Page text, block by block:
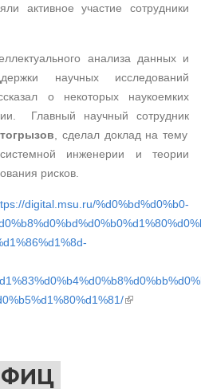
активное участие сотрудники
анализа данных и
научных исследований
о некоторых наукоемких
Главный научный сотрудник
, сделал доклад на тему
инженерии и теории
рисков.
digital.msu.ru/%d0%bd%d0%b0-
(внешняя
ФИЦ